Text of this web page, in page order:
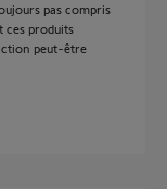
pas compris
ces produits
peut-être